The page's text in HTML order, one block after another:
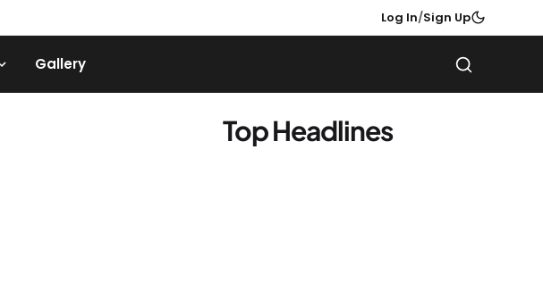
Log In/Sign Up
Gallery
Top Headlines